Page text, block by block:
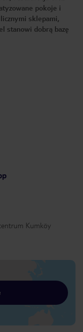
pokoje i
sklepami,
stanowi dobrą bazę
Kumköy